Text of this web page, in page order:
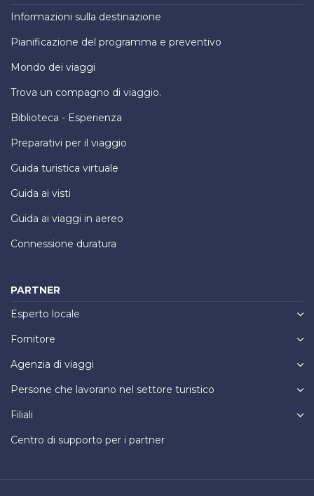
Informazioni sulla destinazione
Pianificazione del programma e preventivo
Mondo dei viaggi
Trova un compagno di viaggio.
Biblioteca - Esperienza
Preparativi per il viaggio
Guida turistica virtuale
Guida ai visti
Guida ai viaggi in aereo
Connessione duratura
PARTNER
Esperto locale
Fornitore
Agenzia di viaggi
Persone che lavorano nel settore turistico
Filiali
Centro di supporto per i partner